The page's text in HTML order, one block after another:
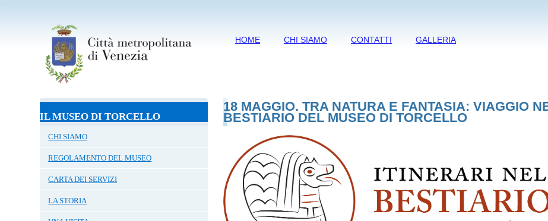
HOME CHI SIAMO CONTATTI GALLERIA
IL MUSEO DI TORCELLO
CHI SIAMO
REGOLAMENTO DEL MUSEO
CARTA DEI SERVIZI
LA STORIA
18 MAGGIO. TRA NATURA E FANTASIA: VIAGGIO
BESTIARIO DEL MUSEO DI TORCELLO